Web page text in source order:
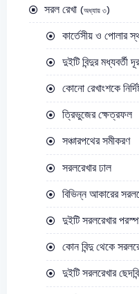
সরল রেখা (অধ্যায় ৩)
কার্তেসীয় ও পোলার
দুইটি বিন্দুর মধ্যবর্তী
কোনো রেখাংশকে
ত্রিভুজের ক্ষেত্রফল
সঞ্চারপথের সমীকরণ
সরলরেখার ঢাল
বিভিন্ন আকারের
দুইটি সরলরেখার
কোন বিন্দু থেকে
দুইটি সরলরেখার